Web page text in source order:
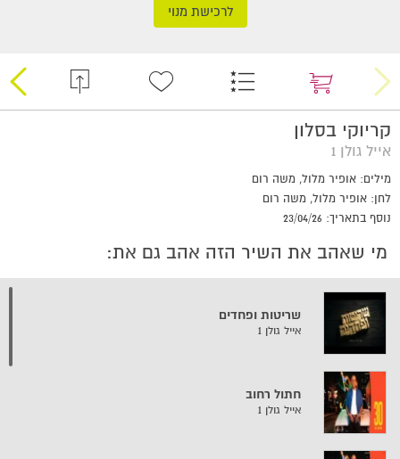
לרכישת מנוי
קריוקי בסלון
אייל גולן 1
מילים: אופיר מלול, משה רום
לחן: אופיר מלול, משה רום
נוסף בתאריך: 23/04/26
מי שאהב את השיר הזה אהב גם את:
שריטות ופחדים
אייל גולן 1
חתול רחוב
אייל גולן 1